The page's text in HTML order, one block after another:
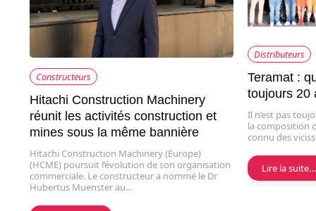
Constructeurs
Hitachi Construction Machinery
réunit les activités construction et
mines sous la même bannière
Hitachi Construction Machinery (Europe)
(HCME) poursuit l’évolution de son organisation
commerciale. Le constructeur a nommé le Dr
Hubertus Muenster au…
Distributeurs
Teramat :
toujours 20
Il n’est pas
la composition
connu des
Lire la suite…